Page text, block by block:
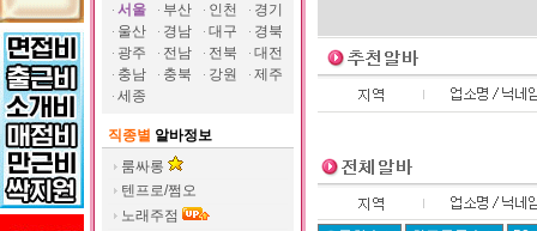
서울
부산 인천
경기
울산
경남 대구
경북
광주
전남 전북
대전
충남
충북 강원
제주
세종
직종별 알바정보
룸싸롱
텐프로/쩜오
노래주점